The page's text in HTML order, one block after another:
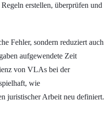
erstellen, überprüfen und
Fehler, sondern reduziert auch
aufgewendete Zeit
von VLAs bei der
wie
juristischer Arbeit neu definiert.